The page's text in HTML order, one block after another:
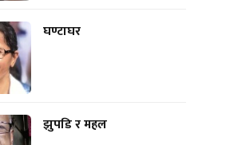
घण्टाघर
झुपडि र महल